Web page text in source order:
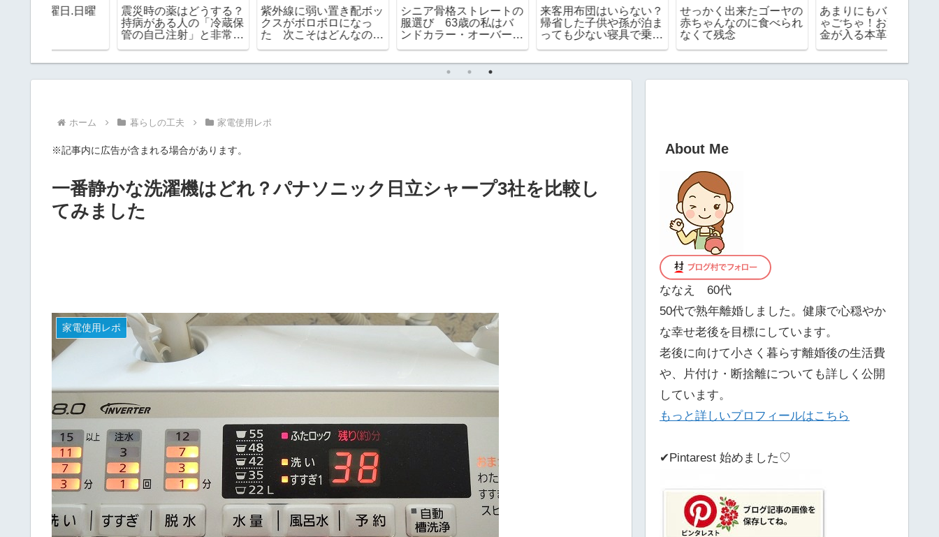
震災時の薬はどうする？
持病がある人の「冷蔵保
管の自己注射」と非常食
の期限チェック
紫外線に弱い置き配ボッ
クスがボロボロになっ
た 次こそはどんなのに
シニア骨格ストレートの
服選び 63歳の私はバ
ンドカラー・オーバーサ
イズを取り入れています
来客用布団はいらない？
帰省した子供や孫が泊ま
っても少ない寝具で乗り
せっかく出来たゴーヤの
赤ちゃんなのに食べられ
なくて残念
あまりにもバッグがごち
ゃごちゃ！お薬手帳やお
金が入る本革ケースを使
ってみたらめちゃ便利で
ホーム 暮らしの工夫 家電使用レポ
※記事内に広告が含まれる場合があります。
一番静かな洗濯機はどれ？パナソニック日立シャープ3社を比較し
てみました
家電使用レポ
About Me
ななえ 60代
50代で熟年離婚しました。健康で心穏やか
な幸せ老後を目標にしています。
老後に向けて小さく暮らす離婚後の生活費
や、片付け・断捨離についても詳しく公開
しています。
もっと詳しいプロフィールはこちら
✔Pintarest 始めました♡